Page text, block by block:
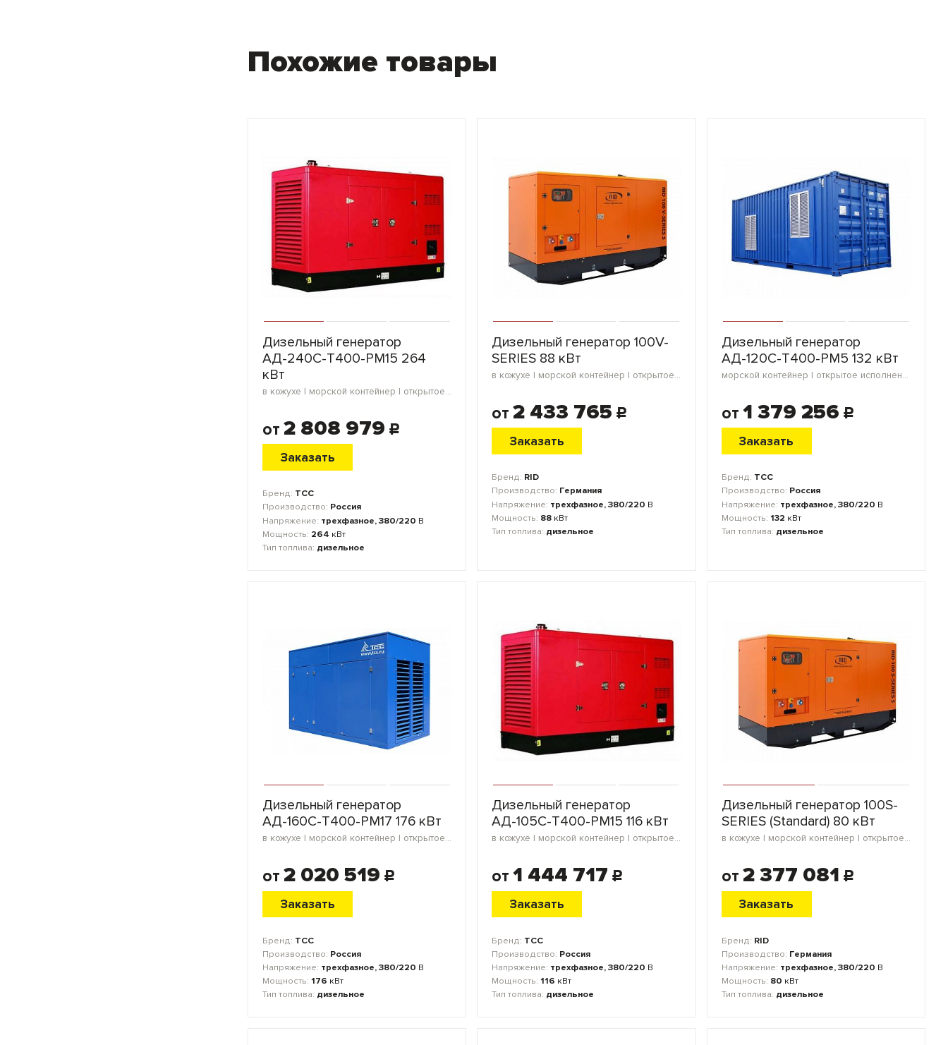
Похожие товары
Дизельный генератор
АД-240С-Т400-РМ15 264
кВт
в кожухе | морской контейнер | открытое исполнение | блок-контейнер
от 2 808 979 c
Заказать
Бренд: ТСС
Производство: Россия
Напряжение: трехфазное, 380/220 В
Мощность: 264 кВт
Тип топлива: дизельное
Дизельный генератор 100V-
SERIES 88 кВт
в кожухе | морской контейнер | открытое исполнение | мини-контейнер | блок-контейнер
от 2 433 765 c
Заказать
Бренд: RID
Производство: Германия
Напряжение: трехфазное, 380/220 В
Мощность: 88 кВт
Тип топлива: дизельное
Дизельный генератор
АД-120С-Т400-РМ5 132 кВт
морской контейнер | открытое исполнение | блок-контейнер
от 1 379 256 c
Заказать
Бренд: ТСС
Производство: Россия
Напряжение: трехфазное, 380/220 В
Мощность: 132 кВт
Тип топлива: дизельное
Дизельный генератор
АД-160С-Т400-РМ17 176 кВт
в кожухе | морской контейнер | открытое исполнение | блок-контейнер
от 2 020 519 c
Заказать
Бренд: ТСС
Производство: Россия
Напряжение: трехфазное, 380/220 В
Мощность: 176 кВт
Тип топлива: дизельное
Дизельный генератор
АД-105С-Т400-РМ15 116 кВт
в кожухе | морской контейнер | открытое исполнение | блок-контейнер
от 1 444 717 c
Заказать
Бренд: ТСС
Производство: Россия
Напряжение: трехфазное, 380/220 В
Мощность:116 кВт
Тип топлива: дизельное
Дизельный генератор 100S-
SERIES (Standard) 80 кВт
в кожухе | морской контейнер | открытое исполнение | мини-контейнер | блок-контейнер
от 2 377 081 c
Заказать
Бренд: RID
Производство: Германия
Напряжение: трехфазное, 380/220 В
Мощность: 80 кВт
Тип топлива: дизельное